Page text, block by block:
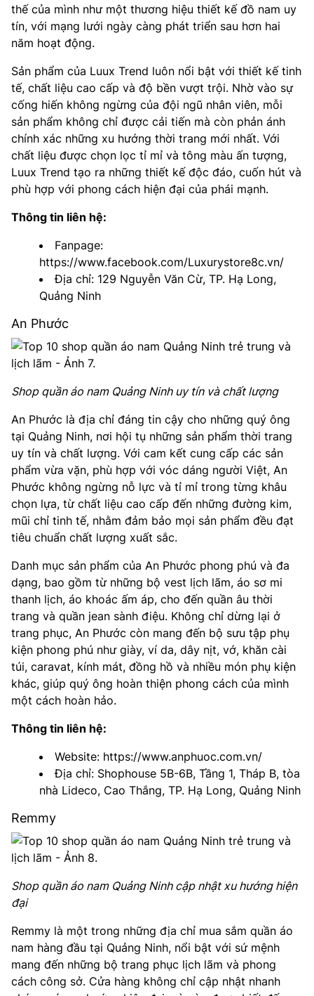
thế của mình như một thương hiệu thiết kế đồ nam uy
tín, với mạng lưới ngày càng phát triển sau hơn hai
năm hoạt động.
Sản phẩm của Luux Trend luôn nổi bật với thiết kế tinh
tế, chất liệu cao cấp và độ bền vượt trội. Nhờ vào sự
cống hiến không ngừng của đội ngũ nhân viên, mỗi
sản phẩm không chỉ được cải tiến mà còn phản ánh
chính xác những xu hướng thời trang mới nhất. Với
chất liệu được chọn lọc tỉ mỉ và tông màu ấn tượng,
Luux Trend tạo ra những thiết kế độc đáo, cuốn hút và
phù hợp với phong cách hiện đại của phái mạnh.
Thông tin liên hệ:
Fanpage:
https://www.facebook.com/Luxurystore8c.vn/
Địa chỉ: 129 Nguyễn Văn Cừ, TP. Hạ Long,
Quảng Ninh
An Phước
Shop quần áo nam Quảng Ninh uy tín và chất lượng
An Phước là địa chỉ đáng tin cậy cho những quý ông
tại Quảng Ninh, nơi hội tụ những sản phẩm thời trang
uy tín và chất lượng. Với cam kết cung cấp các sản
phẩm vừa vặn, phù hợp với vóc dáng người Việt, An
Phước không ngừng nỗ lực và tỉ mỉ trong từng khâu
chọn lựa, từ chất liệu cao cấp đến những đường kim,
mũi chỉ tinh tế, nhằm đảm bảo mọi sản phẩm đều đạt
tiêu chuẩn chất lượng xuất sắc.
Danh mục sản phẩm của An Phước phong phú và đa
dạng, bao gồm từ những bộ vest lịch lãm, áo sơ mi
thanh lịch, áo khoác ấm áp, cho đến quần âu thời
trang và quần jean sành điệu. Không chỉ dừng lại ở
trang phục, An Phước còn mang đến bộ sưu tập phụ
kiện phong phú như giày, ví da, dây nịt, vớ, khăn cài
túi, caravat, kính mát, đồng hồ và nhiều món phụ kiện
khác, giúp quý ông hoàn thiện phong cách của mình
một cách hoàn hảo.
Thông tin liên hệ:
Website: https://www.anphuoc.com.vn/
Địa chỉ: Shophouse 5B-6B, Tầng 1, Tháp B, tòa
nhà Lideco, Cao Thắng, TP. Hạ Long, Quảng Ninh
Remmy
Shop quần áo nam Quảng Ninh cập nhật xu hướng hiện
đại
Remmy là một trong những địa chỉ mua sắm quần áo
nam hàng đầu tại Quảng Ninh, nổi bật với sứ mệnh
mang đến những bộ trang phục lịch lãm và phong
cách công sở. Cửa hàng không chỉ cập nhật nhanh